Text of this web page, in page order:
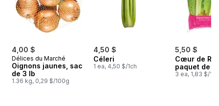
4,00 $
Délices du Marché
Oignons jaunes, sac
de 3 lb
1.36 kg, 0,29 $/100g
4,50 $
Céleri
1 ea, 4,50 $/1ch
5,50 $
Cœur de
paquet de 3
3 ea, 1,83 $/1ch